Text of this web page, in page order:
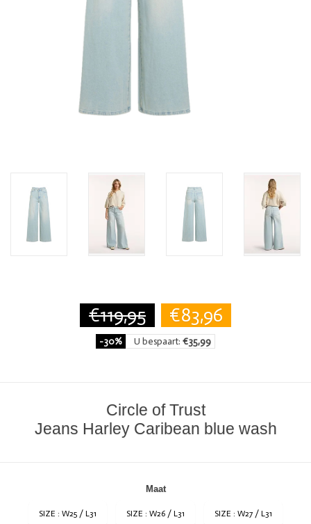
€119,95 €83,96
-30% U bespaart: €35,99
Circle of Trust
Jeans Harley Caribean blue wash
Maat
SIZE : W25 / L31 SIZE : W26 / L31 SIZE : W27 / L31